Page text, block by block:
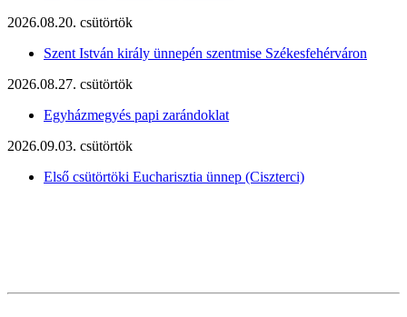
2026.08.20. csütörtök
Szent István király ünnepén szentmise Székesfehérváron
2026.08.27. csütörtök
Egyházmegyés papi zarándoklat
2026.09.03. csütörtök
Első csütörtöki Eucharisztia ünnep (Ciszterci)